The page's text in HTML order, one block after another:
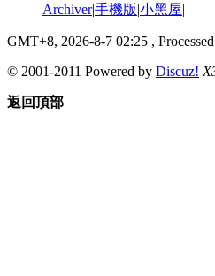
Archiver|手機版|小黑屋|
GMT+8, 2026-8-7 02:25 ,
© 2001-2011 Powered by Discuz!
返回頂部